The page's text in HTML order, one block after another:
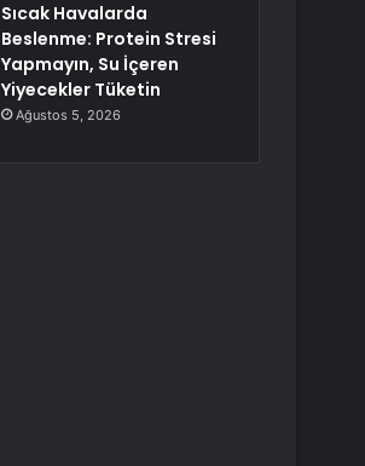
Sıcak Havalarda
Beslenme: Protein Stresi
Yapmayın, Su İçeren
Yiyecekler Tüketin
Ağustos 5, 2026